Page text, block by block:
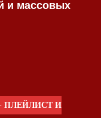
и массовых
ПЛЕЙЛИСТ И